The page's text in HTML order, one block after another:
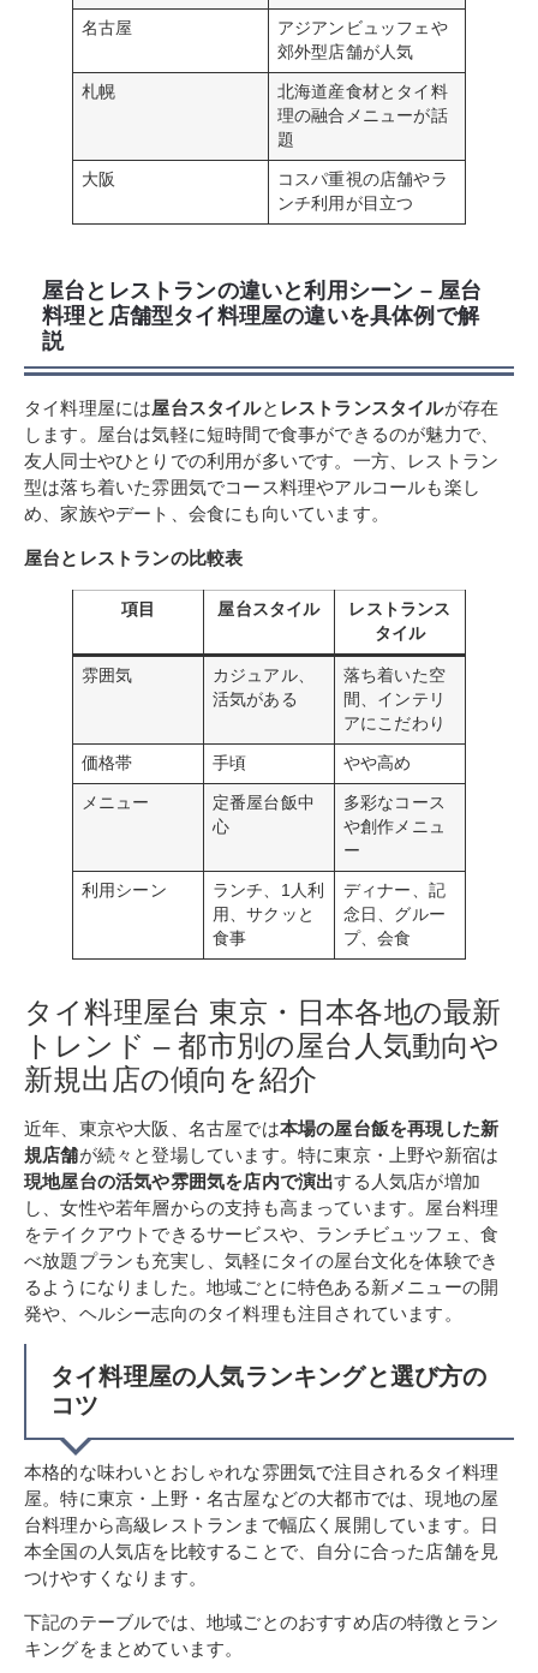
名古屋
アジアンビュッフェや
郊外型店舗が人気
札幌
北海道産食材とタイ料
理の融合メニューが話
題
大阪
コスパ重視の店舗やラ
ンチ利用が目立つ
屋台とレストランの違いと利用シーン – 屋台
料理と店舗型タイ料理屋の違いを具体例で解
説
タイ料理屋には屋台スタイルと レストランスタイルが存在
します。屋台は気軽に短時間で食事ができるのが魅力で、
友人同士やひとりでの利用が多いです。一方、レストラン
型は落ち着いた雰囲気でコース料理やアルコールも楽し
め、家族やデート、会食にも向いています。
屋台とレストランの比較表
項目 屋台スタイル
レストランス
タイル
雰囲気
カジュアル、
活気がある
落ち着いた空
間、インテリ
アにこだわり
価格帯 手頃 やや高め
メニュー
定番屋台飯中
心
多彩なコース
や創作メニュ
ー
利用シーン
ランチ、1人利
用、サクッと
食事
ディナー、記
念日、グルー
プ、会食
タイ料理屋台 東京・日本各地の最新
トレンド – 都市別の屋台人気動向や
新規出店の傾向を紹介
近年、東京や大阪、名古屋では本場の屋台飯を再現した新
規店舗が続々と登場しています。特に東京・上野や新宿は
現地屋台の活気や雰囲気を店内で演出する人気店が増加
し、女性や若年層からの支持も高まっています。屋台料理
をテイクアウトできるサービスや、ランチビュッフェ、食
べ放題プランも充実し、気軽にタイの屋台文化を体験でき
るようになりました。地域ごとに特色ある新メニューの開
発や、ヘルシー志向のタイ料理も注目されています。
タイ料理屋の人気ランキングと選び方の
コツ
本格的な味わいとおしゃれな雰囲気で注目されるタイ料理
屋。特に東京・上野・名古屋などの大都市では、現地の屋
台料理から高級レストランまで幅広く展開しています。日
本全国の人気店を比較することで、自分に合った店舗を見
つけやすくなります。
下記のテーブルでは、地域ごとのおすすめ店の特徴とラン
キングをまとめています。